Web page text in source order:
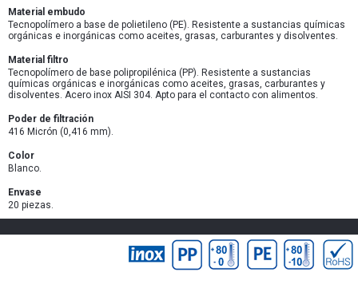
Material embudo
Tecnopolímero a base de polietileno (PE). Resistente a sustancias químicas
orgánicas e inorgánicas como aceites, grasas, carburantes y disolventes.
Material filtro
Tecnopolímero de base polipropilénica (PP). Resistente a sustancias
químicas orgánicas e inorgánicas como aceites, grasas, carburantes y
disolventes. Acero inox AISI 304. Apto para el contacto con alimentos.
Poder de filtración
416 Micrón (0,416 mm).
Color
Blanco.
Envase
20 piezas.